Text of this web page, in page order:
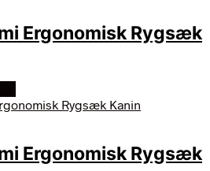
Ergonomisk Rygsæk
Ergonomisk Rygsæk